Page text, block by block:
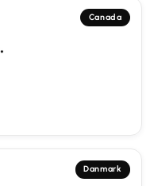
Canada
Danmark